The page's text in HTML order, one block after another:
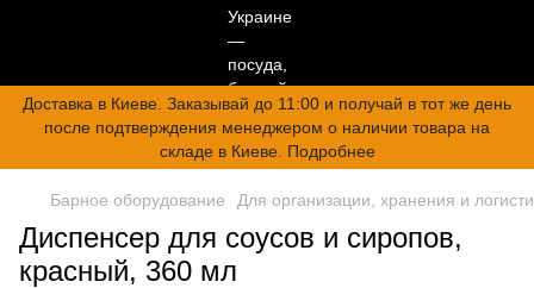
Доставка в Киеве. Заказывай до 11:00 и получай в тот же день
после подтверждения менеджером о наличии товара на
складе в Киеве. Подробнее
Барное оборудование Для организации, хранения и
Диспенсер для соусов и сиропов,
красный, 360 мл